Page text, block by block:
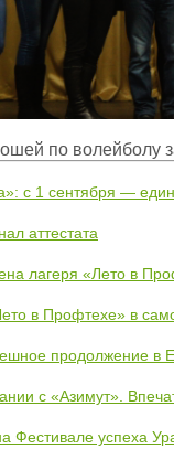
по волейболу
с 1 сентября —
аттестата
лагеря «Лето в
в Профтехе» в
продолжение в
с «Азимут».
Фестивале успеха